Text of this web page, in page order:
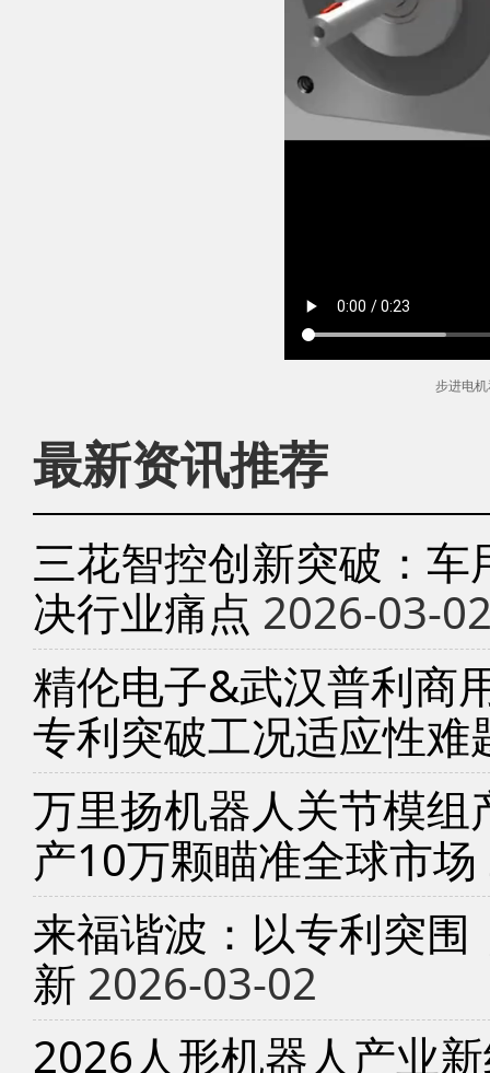
步进电
最新资讯推荐
三花智控创新突破：
决行业痛点 2026-03-
精伦电子&武汉普利商
专利突破工况适应性难
万里扬机器人关节模
产10万颗瞄准全球市场
来福谐波：以专利突
新 2026-03-02
2026人形机器人产业